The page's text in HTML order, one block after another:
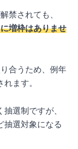
禁されても、
増枠はありませ
合うため、例年
ます。
選制ですが、
抽選対象になる